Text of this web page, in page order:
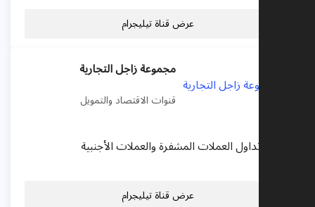
عرض قناة تيليجرام
مجموعة زاجل التجارية
قنوات الاقتصاد والتمويل
منصة تداول العملات المشفرة والعملات الأجنبية
عرض قناة تيليجرام